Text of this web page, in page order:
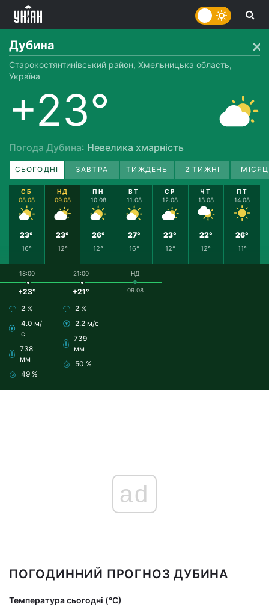
Дубина
Старокостянтинівський район, Хмельницька область,
Україна
+23°
Погода Дубина: Невелика хмарність
СЬОГОДНІ ЗАВТРА ТИЖДЕНЬ 2 ТИЖНІ
СБ
08.08
23°
16°
НД
09.08
23°
12°
ПН
10.08
26°
12°
ВТ
11.08
27°
16°
СР
12.08
23°
12°
ЧТ
13.08
22°
12°
ПТ
14.08
26°
11°
18:00
+23°
2 %
4.0 м/
с
738
мм
49 %
21:00
+21°
2 %
2.2 м/с
739
мм
50 %
НД
09.08
ad
ПОГОДИННИЙ ПРОГНОЗ ДУБИНА
Температура сьогодні (°С)